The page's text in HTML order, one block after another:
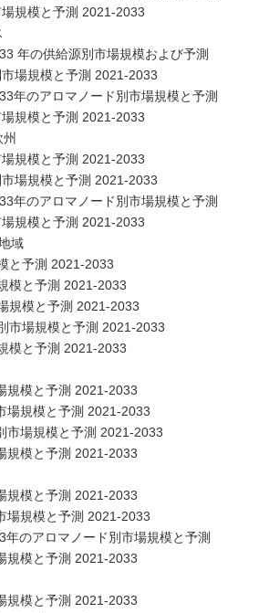
規模と予測 2021-2033
年の供給源別市場規模および予測
場規模と予測 2021-2033
年のアロマノード別市場規模と予測
規模と予測 2021-2033
規模と予測 2021-2033
場規模と予測 2021-2033
年のアロマノード別市場規模と予測
規模と予測 2021-2033
域
と予測 2021-2033
模と予測 2021-2033
規模と予測 2021-2033
市場規模と予測 2021-2033
模と予測 2021-2033
規模と予測 2021-2033
場規模と予測 2021-2033
市場規模と予測 2021-2033
規模と予測 2021-2033
規模と予測 2021-2033
場規模と予測 2021-2033
のアロマノード別市場規模と予測
規模と予測 2021-2033
規模と予測 2021-2033